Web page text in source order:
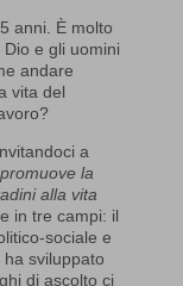
anni. È molto
e gli uomini
andare
vita del
a
promuove la
alla vita
in tre campi: il
sociale e
ha sviluppato
di ascolto ci